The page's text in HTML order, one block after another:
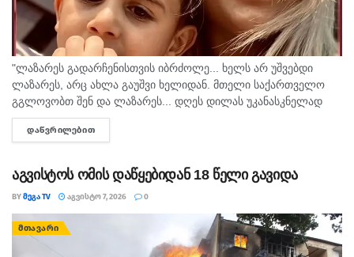
"ლაზარეს გადარჩენისთვის იბრძოლე... ხელს არ უშვებდი
ლაზარეს, არც ახლა გაუშვი ხელიდან. მთელი საქართველო
გგლოვობთ შენ და ლაზარეს... დღეს დილას უკანასკნელად
მომესალმე, თურმე. ისღა დაგვრჩა ნუგეშად, შენი თავი
გვაპოვნინო..." - 6...
ᲓᲐᲬᲕᲠᲘᲚᲔᲑᲘᲗ
აგვისტოს ომის დაწყებიდან 18 წელი გავიდა
BYᲛᲔᲒᲐ TV ᲐᲒᲕᲘᲡᲢᲝ 7, 2026 0
ᲛᲗᲐᲕᲐᲠᲘ